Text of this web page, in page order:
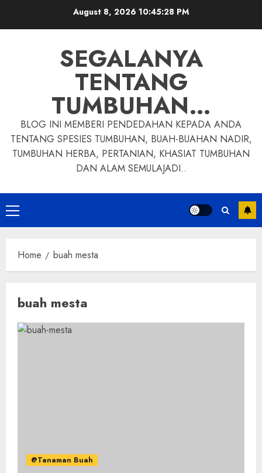
August 8, 2026 10:45:29 PM
SEGALANYA
TENTANG
TUMBUHAN…
BLOG INI MEMBERI PENDEDAHAN KEPADA ANDA
TENTANG SPESIES TUMBUHAN, BUAH-BUAHAN NADIR,
TUMBUHAN HERBA, PERTANIAN, KHASIAT TUMBUHAN
DAN ALAM SEMULAJADI..
Primary
Menu
Home buah mesta
buah mesta
@Tanaman Buah